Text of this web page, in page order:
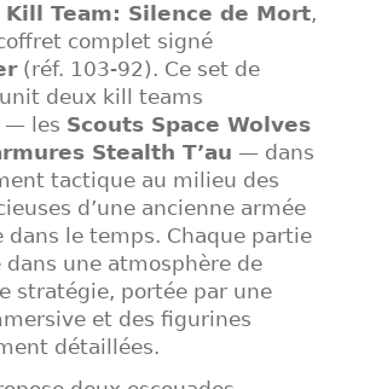
Kill Team: Silence de Mort,
complet signé
(réf. 103-92). Ce set de
deux kill teams
— les Scouts Space Wolves
Stealth T’au — dans
tactique au milieu des
d’une ancienne armée
dans le temps. Chaque partie
dans une atmosphère de
stratégie, portée par une
et des figurines
détaillées.